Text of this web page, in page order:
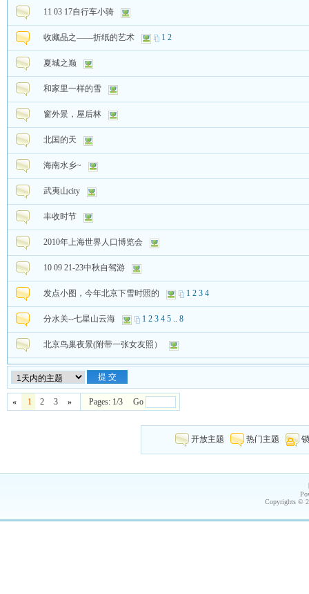
11 03 17自行车小骑
收藏品之——折纸的艺术 1 2
夏城之巅
和家里一样的雪
窗外景，屋后林
北国的天
海南水乡~
武夷山city
丰收时节
2010年上海世界人口博览会
10 09 21-23中秋自驾游
发点小图，今年北京下雪时照的 1 2 3 4
分水关--七星山云海 1 2 3 4 5.. 8
北京鸟巢夜景(附带一张女友照）
« 1 2 3 » Pages: 1/3 Go
开放主题 热门主题
Copyrights ©